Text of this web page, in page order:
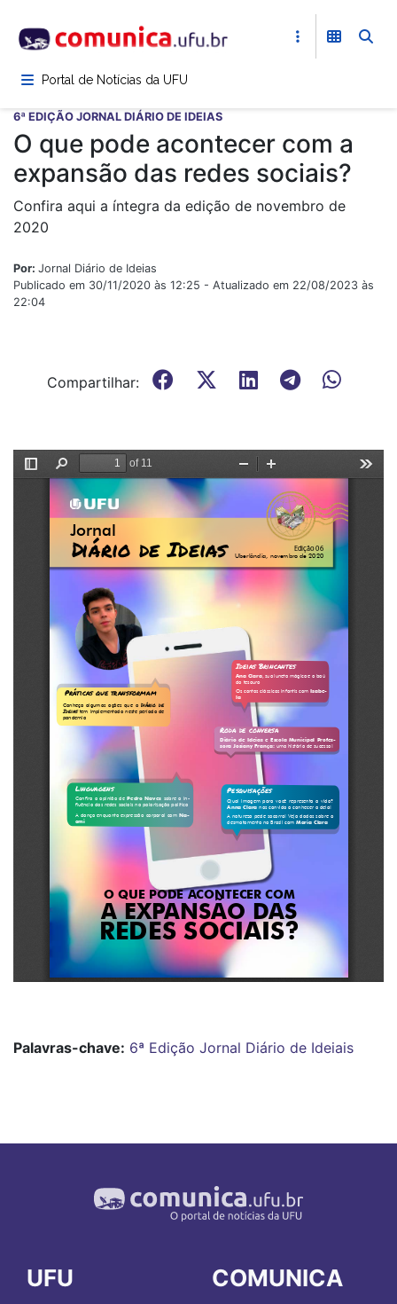
para
conteúdoPortal de Notícias da UFU
6ª EDIÇÃO JORNAL DIÁRIO DE IDEIAS
O que pode acontecer com a
expansão das redes sociais?
Confira aqui a íntegra da edição de novembro de
2020
Por: Jornal Diário de Ideias
Publicado em 30/11/2020 às 12:25 - Atualizado em 22/08/2023 às
22:04
Compartilhar:
Palavras-chave: 6ª Edição Jornal Diário de Ideiais
UFU COMUNICA